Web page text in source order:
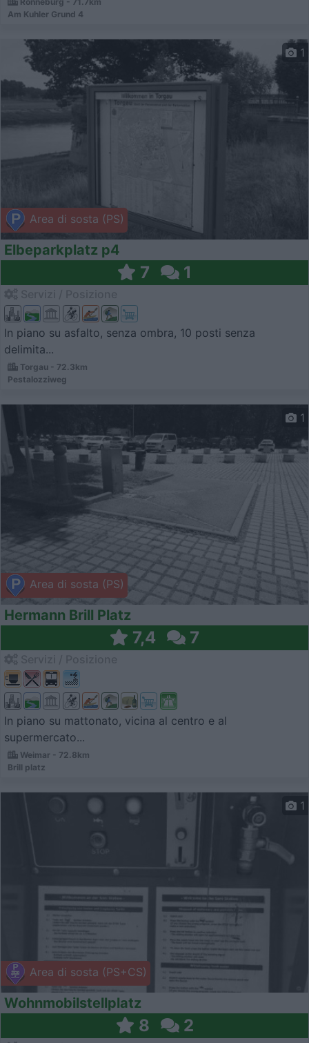
Am Kuhler Grund 4
Area di sosta (PS)
1
Elbeparkplatz p4
7 1
In piano su asfalto, senza ombra, 10 posti senza
delimita...
Torgau - 72.3km
Pestalozziweg
Area di sosta (PS)
1
Hermann Brill Platz
7,4 7
In piano su mattonato, vicina al centro e al
supermercato...
Weimar - 72.8km
Brill platz
Area di sosta (PS+CS)
1
Wohnmobilstellplatz
8 2